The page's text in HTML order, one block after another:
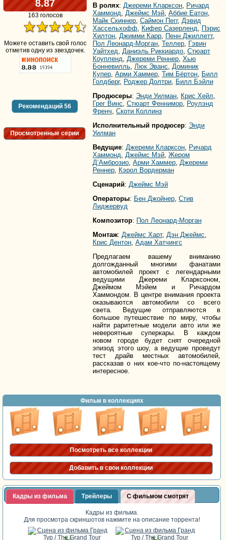
8.87
163 голосов
Можете оставить свой голос
отметив одну из звездочек.
Рекомендаций 56
Просмотренные серии
В ролях: Джереми Кларксон, Ричард
Хаммонд, Джеймс Мэй, Аббие Еатон,
Майк Скиннер, Саймон Пегг, Дэвид
Хассельхофф, Кифер Сазерленд, Пэрис
Хилтон, Джимми Карр, Пенн Джиллетт,
Пол Леонард-Морган, Теллер, Гэвин
Уайтхед, Даниэль Риккиардо, Стюарт
Коупленд, Джереми Реннер, Хью
Бонневилль, Люк Эванс, Доминик
Купер, Арми Хаммер, Тим Бёртон, Билл
Голдберг, Роджер Долтри, Билл Бэйли
Продюсеры: Энди Уилман, Крис Хейл,
Грег Винс, Стюарт Феннимор, Роулэнд
Френч, Скоти Коллинз
Исполнительный продюсер: Энди
Уилман
Ведущие: Джереми Кларксон, Ричард
Хаммонд, Джеймс Мэй, Жером
Д’Амброзио, Арми Хаммер, Джереми
Реннер, Кэрол Вордерман
Сценарий: Джеймс Мэй
Операторы: Бен Джойнер, Стив
Лиджервуд
Композитор: Пол Леонард-Морган
Монтаж: Джеймс Харт, Дэн Джеймс,
Крис Дентон, Адам Хатчингс
Предлагаем вашему вниманию
долгожданный многими фанатами
автомобилей проект с легендарными
ведущими Джереми Кларксоном,
Джеймом Мэйем и Ричардом
Хаммондом. В центре внимания проекта
оказываются автомобили со всего
света. Ведущие отправляются в
большое путешествие по миру, чтобы
найти раритетные модели авто или же
невероятные суперкары. В каждом
новом городе будет снят очередной
эпизод этого шоу, а ведущие проведут
тест драйв местных автомобилей,
рассказав о них кое-что по-настоящему
интересное.
Фильм в коллекциях
Посмотреть все коллекции
Добавить в свои коллекции
Кадры из фильма Трейлеры С фильмом смотрят
Кадры из фильма.
Для просмотра скриншотов нажмите на описание торрента!